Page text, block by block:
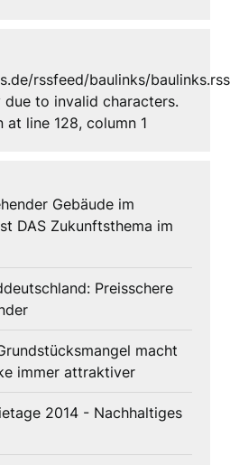
rssfeed/baulinks/baulinks.rss
due to invalid characters.
at line 128, column 1
Gebäude im
DAS Zukunftsthema im
Preisschere
macht
immer attraktiver
2014 - Nachhaltiges